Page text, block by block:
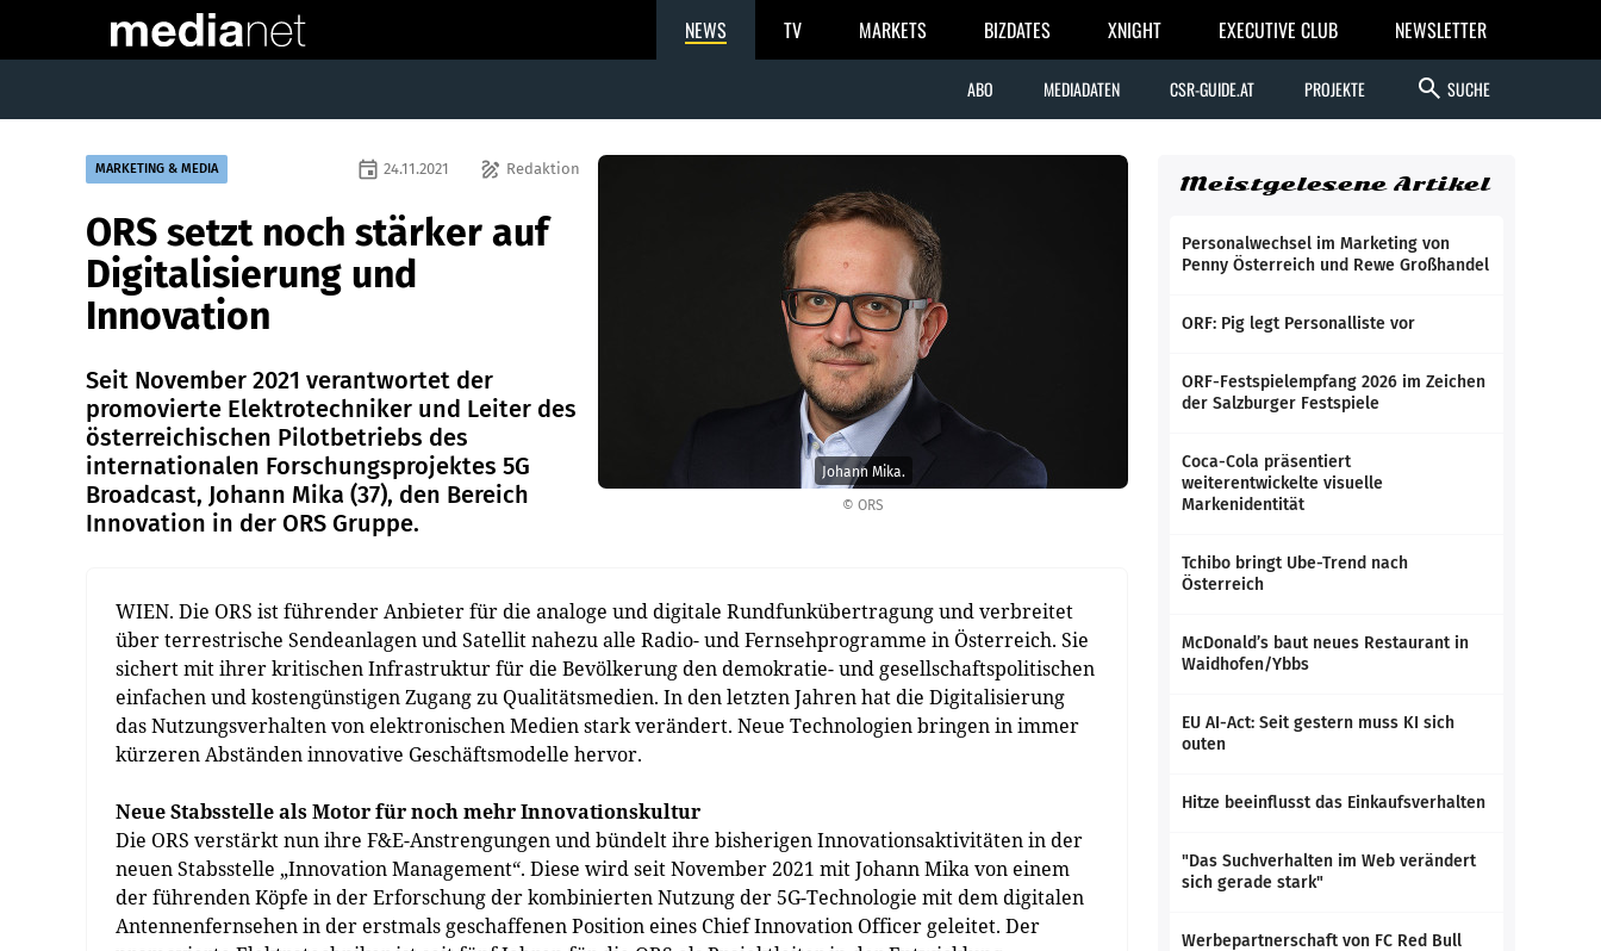
NEWS TV MARKETS BIZDATES XNIGHT EXECUTIVE CLUB NEWSLETTER
ABO MEDIADATEN CSR-GUIDE.AT PROJEKTE search SUCHE
© ORS
Johann Mika.
MARKETING & MEDIA draw Redaktion
event 24.11.2021
ORS setzt noch stärker auf
Digitalisierung und
Innovation
Seit November 2021 verantwortet der
promovierte Elektrotechniker und Leiter des
österreichischen Pilotbetriebs des
internationalen Forschungsprojektes 5G
Broadcast, Johann Mika (37), den Bereich
Innovation in der ORS Gruppe.
WIEN. Die ORS ist führender Anbieter für die analoge und digitale Rundfunkübertragung und verbreitet
über terrestrische Sendeanlagen und Satellit nahezu alle Radio- und Fernsehprogramme in Österreich. Sie
sichert mit ihrer kritischen Infrastruktur für die Bevölkerung den demokratie- und gesellschaftspolitischen
einfachen und kostengünstigen Zugang zu Qualitätsmedien. In den letzten Jahren hat die Digitalisierung
das Nutzungsverhalten von elektronischen Medien stark verändert. Neue Technologien bringen in immer
kürzeren Abständen innovative Geschäftsmodelle hervor.
Neue Stabsstelle als Motor für noch mehr Innovationskultur
Die ORS verstärkt nun ihre F&E-Anstrengungen und bündelt ihre bisherigen Innovationsaktivitäten in der
neuen Stabsstelle „Innovation Management“. Diese wird seit November 2021 mit Johann Mika von einem
der führenden Köpfe in der Erforschung der kombinierten Nutzung der 5G-Technologie mit dem digitalen
Antennenfernsehen in der erstmals geschaffenen Position eines Chief Innovation Officer geleitet. Der
Meistgelesene Artikel
Personalwechsel im Marketing von
Penny Österreich und Rewe Großhandel
ORF: Pig legt Personalliste vor
ORF-Festspielempfang 2026 im Zeichen
der Salzburger Festspiele
Coca-Cola präsentiert
weiterentwickelte visuelle
Markenidentität
Tchibo bringt Ube-Trend nach
Österreich
McDonald’s baut neues Restaurant in
Waidhofen/Ybbs
EU AI-Act: Seit gestern muss KI sich
outen
Hitze beeinflusst das Einkaufsverhalten
"Das Suchverhalten im Web verändert
sich gerade stark"
Werbepartnerschaft von FC Red Bull